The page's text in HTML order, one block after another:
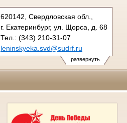
развернуть
620142, Свердловская обл.,
г. Екатеринбург, ул. Щорса, д. 68
Тел.: (343) 210-31-07
leninskyeka.svd@sudrf.ru